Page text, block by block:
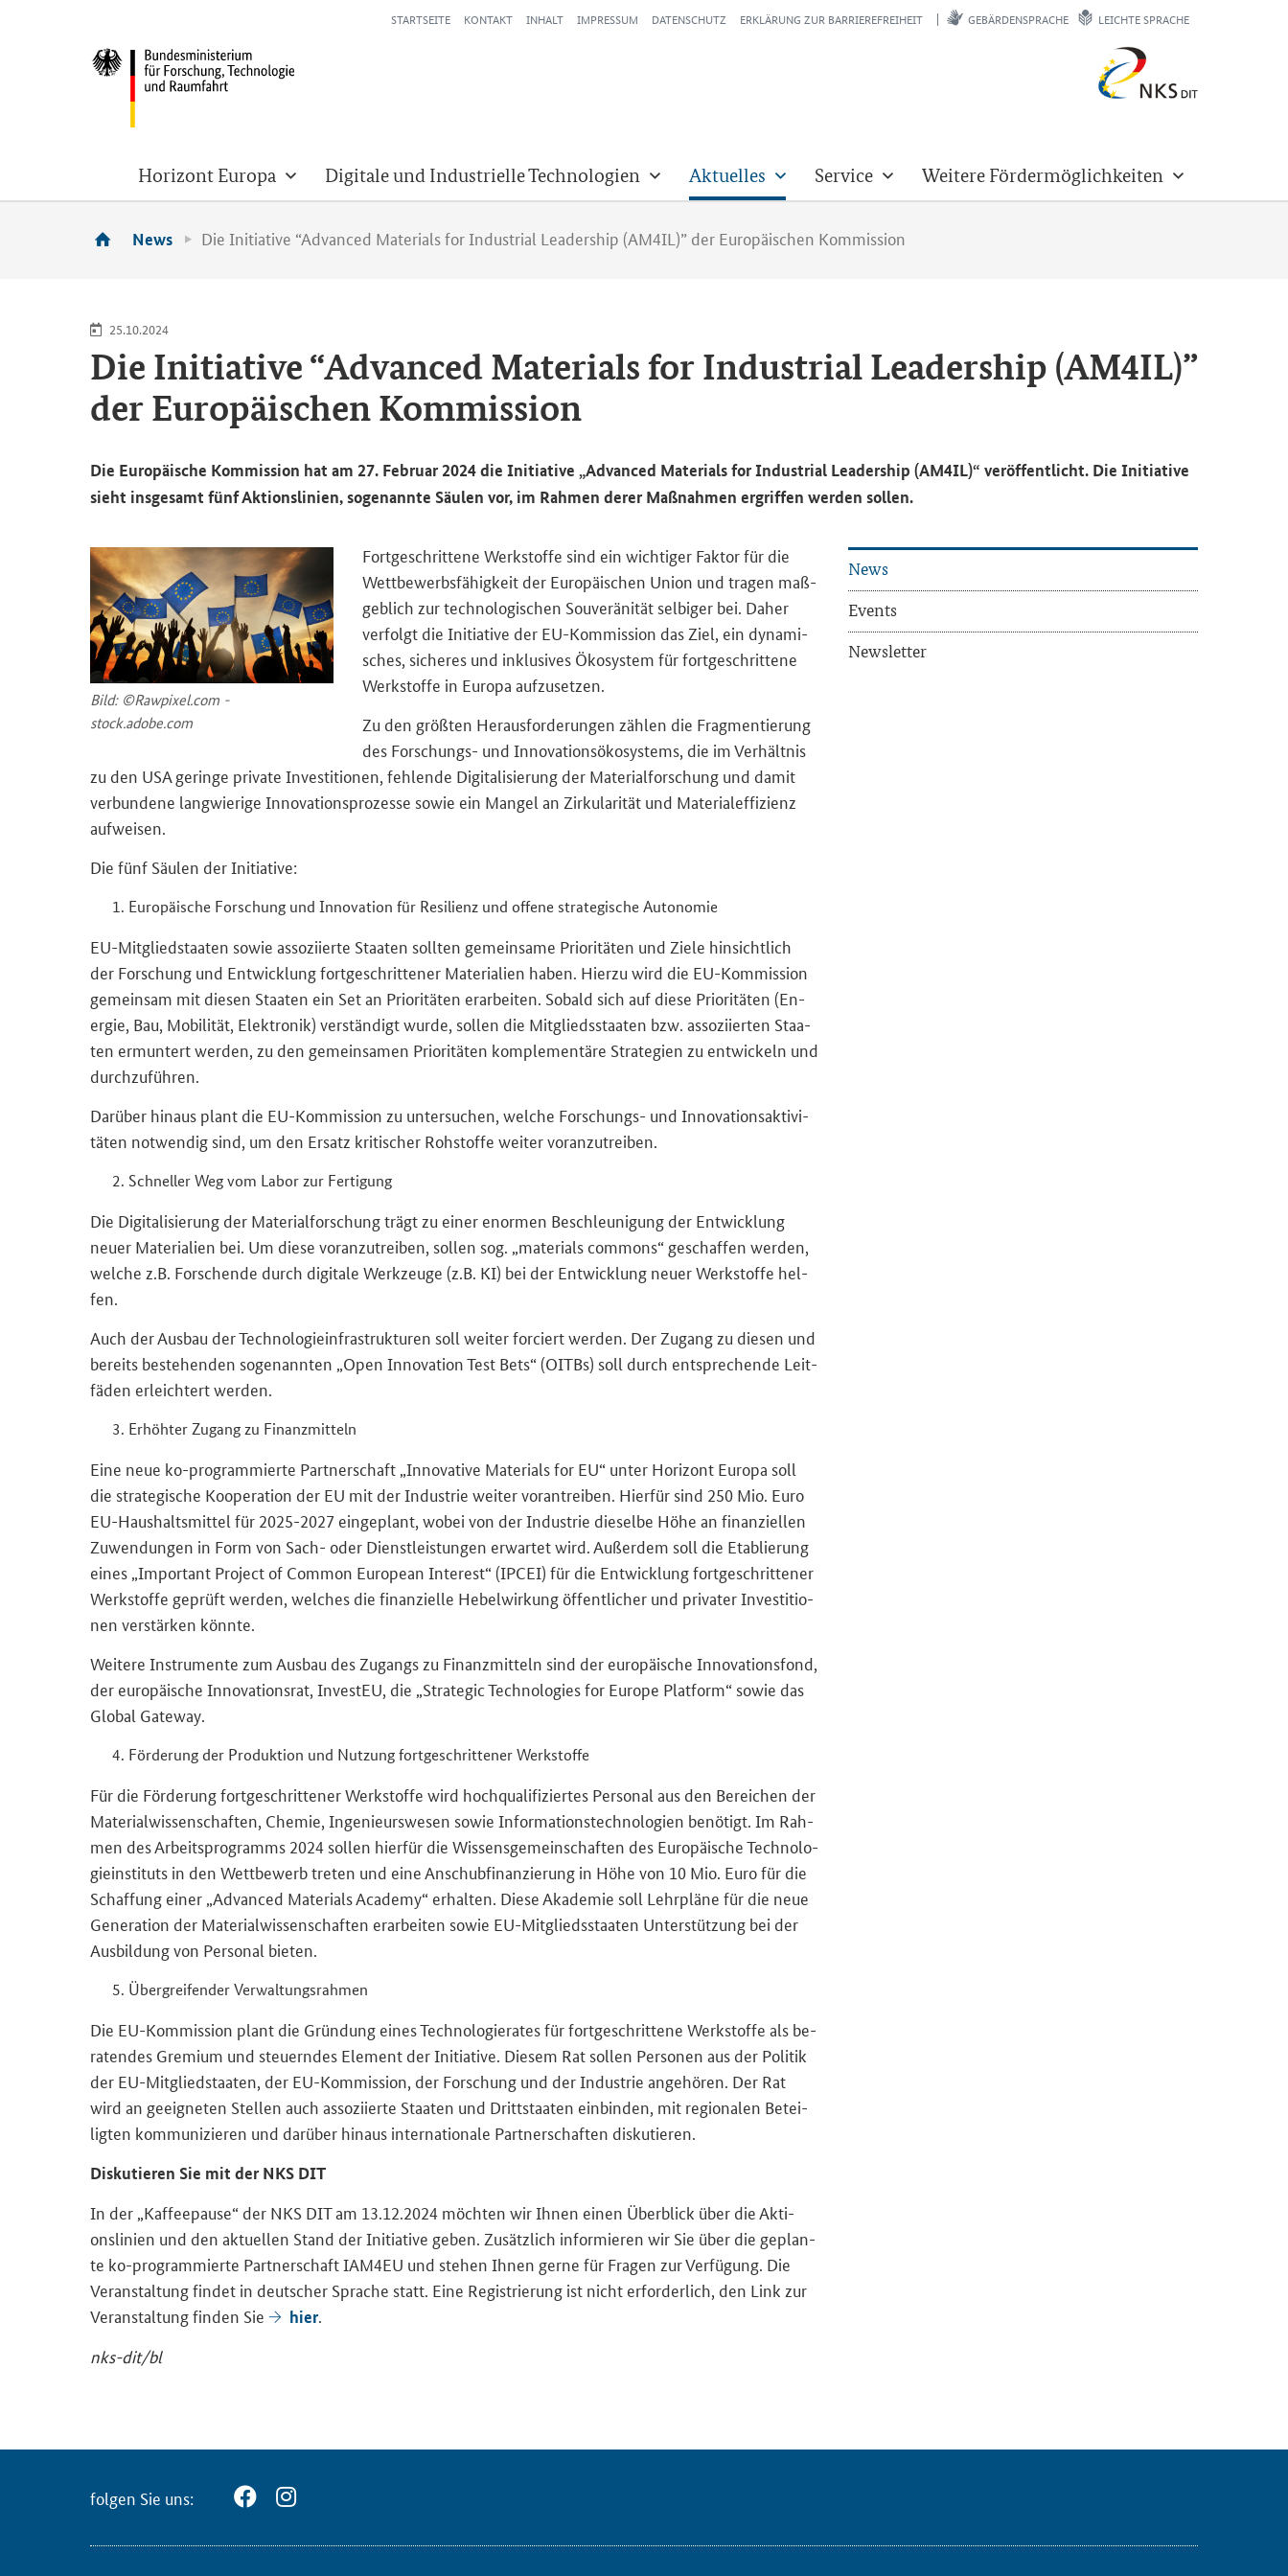
STARTSEITE KONTAKT INHALT IMPRESSUM DATENSCHUTZ ERKLÄRUNG ZUR BARRIEREFREIHEIT GEBÄRDENSPRACHE LEICHTE SPRACHE
Horizont Europa Digitale und Industrielle Technologien Aktuelles Service Weitere Fördermöglichkeiten
News Die Initiative “Advanced Materials for Industrial Leadership (AM4IL)” der Europäischen Kommission
25.10.2024
Die In­itia­ti­ve “Advanced Materials for Industrial Leadership (AM4IL)”
der Eu­ro­päi­schen Kom­mis­si­on
Die Eu­ro­päi­sche Kom­mis­si­on hat am 27. Fe­bru­ar 2024 die In­itia­ti­ve „Advanced Materials for Industrial Leadership (AM4IL)“ ver­öf­fent­licht. Die In­itia­ti­ve
sieht ins­ge­samt fünf Ak­ti­ons­li­ni­en, so­ge­nann­te Säu­len vor, im Rah­men derer Maß­nah­men er­grif­fen wer­den sol­len.
Bild: ©Raw­pi­xel.com -
stock.adobe.com
Fort­ge­schrit­te­ne Werk­stof­fe sind ein wich­ti­ger Fak­tor für die
Wett­be­werbs­fä­hig­keit der Eu­ro­päi­schen Union und tra­gen maß­
geb­lich zur tech­no­lo­gi­schen Sou­ve­rä­ni­tät sel­bi­ger bei. Daher
ver­folgt die In­itia­ti­ve der EU-​Kommission das Ziel, ein dy­na­mi­
sches, si­che­res und in­klu­si­ves Öko­sys­tem für fort­ge­schrit­te­ne
Werk­stof­fe in Eu­ro­pa auf­zu­set­zen.
Zu den größ­ten Her­aus­for­de­run­gen zäh­len die Frag­men­tie­rung
des Forschungs-​ und In­no­va­ti­ons­öko­sys­tems, die im Ver­hält­nis
zu den USA ge­rin­ge pri­va­te In­ves­ti­tio­nen, feh­len­de Di­gi­ta­li­sie­rung der Ma­te­ri­al­for­schung und damit
ver­bun­de­ne lang­wie­ri­ge In­no­va­ti­ons­pro­zes­se sowie ein Man­gel an Zir­ku­la­ri­tät und Ma­te­ri­al­ef­fi­zi­enz
auf­wei­sen.
Die fünf Säu­len der In­itia­ti­ve:
Eu­ro­päi­sche For­schung und In­no­va­ti­on für Re­si­li­enz und of­fe­ne stra­te­gi­sche Au­to­no­mie
EU-​Mitgliedstaaten sowie as­so­zi­ier­te Staa­ten soll­ten ge­mein­sa­me Prio­ri­tä­ten und Ziele hin­sicht­lich
der For­schung und Ent­wick­lung fort­ge­schrit­te­ner Ma­te­ria­li­en haben. Hier­zu wird die EU-​Kommission
ge­mein­sam mit die­sen Staa­ten ein Set an Prio­ri­tä­ten er­ar­bei­ten. So­bald sich auf diese Prio­ri­tä­ten (En­
er­gie, Bau, Mo­bi­li­tät, Elek­tro­nik) ver­stän­digt wurde, sol­len die Mit­glieds­staa­ten bzw. as­so­zi­ier­ten Staa­
ten er­mun­tert wer­den, zu den ge­mein­sa­men Prio­ri­tä­ten kom­ple­men­tä­re Stra­te­gien zu ent­wi­ckeln und
durch­zu­füh­ren.
Dar­über hin­aus plant die EU-​Kommission zu un­ter­su­chen, wel­che Forschungs-​ und In­no­va­ti­ons­ak­ti­vi­
tä­ten not­wen­dig sind, um den Er­satz kri­ti­scher Roh­stof­fe wei­ter vor­an­zu­trei­ben.
Schnel­ler Weg vom Labor zur Fer­ti­gung
Die Di­gi­ta­li­sie­rung der Ma­te­ri­al­for­schung trägt zu einer enor­men Be­schleu­ni­gung der Ent­wick­lung
neuer Ma­te­ria­li­en bei. Um diese vor­an­zu­trei­ben, sol­len sog.
„materials commons“ ge­schaf­fen wer­den,
wel­che z.B. For­schen­de durch di­gi­ta­le Werk­zeu­ge (z.B. KI) bei der Ent­wick­lung neuer Werk­stof­fe hel­
fen.
Auch der Aus­bau der Tech­no­lo­gie­in­fra­struk­tu­ren soll wei­ter for­ciert wer­den. Der Zu­gang zu die­sen und
be­reits be­stehen­den so­ge­nann­ten „Open Innovation Test Bets“(OITBs) soll durch ent­spre­chen­de Leit­
fä­den er­leich­tert wer­den.
Er­höh­ter Zu­gang zu Fi­nanz­mit­teln
Eine neue ko-​programmierte Part­ner­schaft „Innovative Materials for EU“ unter Ho­ri­zont Eu­ro­pa soll
die stra­te­gi­sche Ko­ope­ra­ti­on der EU mit der In­dus­trie wei­ter vor­an­trei­ben. Hier­für sind 250 Mio. Euro
EU-​Haushaltsmittel für 2025-​2027 ein­ge­plant, wobei von der In­dus­trie die­sel­be Höhe an fi­nan­zi­el­len
Zu­wen­dun­gen in Form von Sach- oder Dienst­leis­tun­gen er­war­tet wird. Au­ßer­dem soll die Eta­blie­rung
eines „Important Project of Common European Interest“(IPCEI) für die Ent­wick­lung fort­ge­schrit­te­ner
Werk­stof­fe ge­prüft wer­den, wel­ches die fi­nan­zi­el­le He­bel­wir­kung öf­fent­li­cher und pri­va­ter In­ves­ti­tio­
nen ver­stär­ken könn­te.
Wei­te­re In­stru­men­te zum Aus­bau des Zu­gangs zu Fi­nanz­mit­teln sind der eu­ro­päi­sche In­no­va­ti­ons­fond,
der eu­ro­päi­sche In­no­va­ti­ons­rat, InvestEU , die „Strategic Technologies for Europe Platform“ sowie das
Global Gateway
För­de­rung der Pro­duk­ti­on und Nut­zung fort­ge­schrit­te­ner Werk­stof­fe
Für die För­de­rung fort­ge­schrit­te­ner Werk­stof­fe wird hoch­qua­li­fi­zier­tes Per­so­nal aus den Be­rei­chen der
Ma­te­ri­al­wis­sen­schaf­ten, Che­mie, In­ge­nieurs­we­sen sowie In­for­ma­ti­ons­tech­no­lo­gien be­nö­tigt. Im Rah­
men des Ar­beits­pro­gramms 2024 sol­len hier­für die Wis­sens­ge­mein­schaf­ten des Eu­ro­päi­sche Tech­no­lo­
gie­in­sti­tuts in den Wett­be­werb tre­ten und eine An­schub­fi­nan­zie­rung in Höhe von 10 Mio. Euro für die
Schaf­fung einer „Ad­van­ced Ma­te­ri­als Aca­de­my“ er­hal­ten. Diese Aka­de­mie soll Lehr­plä­ne für die neue
Ge­nera­ti­on der Ma­te­ri­al­wis­sen­schaf­ten er­ar­bei­ten sowie EU-​Mitgliedsstaaten Un­ter­stüt­zung bei der
Aus­bil­dung von Per­so­nal bie­ten.
Über­grei­fen­der Ver­wal­tungs­rah­men
Die EU-​Kommission plant die Grün­dung eines Tech­no­lo­gie­ra­tes für fort­ge­schrit­te­ne Werk­stof­fe als be­
ra­ten­des Gre­mi­um und steu­ern­des Ele­ment der In­itia­ti­ve. Die­sem Rat sol­len Per­so­nen aus der Po­li­tik
der EU-​Mitgliedstaaten, der EU-​Kommission, der For­schung und der In­dus­trie an­ge­hö­ren. Der Rat
wird an ge­eig­ne­ten Stel­len auch as­so­zi­ier­te Staa­ten und Dritt­staa­ten ein­bin­den, mit re­gio­na­len Be­tei­
lig­ten kom­mu­ni­zie­ren und dar­über hin­aus in­ter­na­tio­na­le Part­ner­schaf­ten dis­ku­tie­ren.
Dis­ku­tie­ren Sie mit der NKS DIT
In der „Kaf­fee­pau­se“ der NKS DIT am 13.12.2024 möch­ten wir Ihnen einen Über­blick über die Ak­ti­
ons­li­ni­en und den ak­tu­el­len Stand der In­itia­ti­ve geben. Zu­sätz­lich in­for­mie­ren wir Sie über die ge­plan­
te ko-​programmierte Part­ner­schaft IAM4EU und ste­hen Ihnen gerne für Fra­gen zur Ver­fü­gung. Die
Ver­an­stal­tung fin­det in deut­scher Spra­che statt. Eine Re­gis­trie­rung ist nicht er­for­der­lich, den Link zur
Ver­an­stal­tung fin­den Sie
hier.
nks-​dit/bl
News
Events
News­let­ter
fol­gen Sie uns: